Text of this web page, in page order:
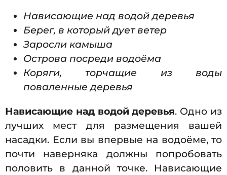
Нависающие над водой деревья
Берег, в который дует ветер
Заросли камыша
Острова посреди водоёма
Коряги, торчащие из воды
поваленные деревья
Нависающие над водой деревья. Одно из
лучших мест для размещения вашей
насадки. Если вы впервые на водоёме, то
почти наверняка должны попробовать
половить в данной точке. Нависающие